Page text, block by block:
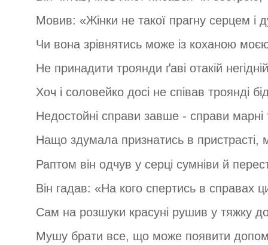
Мовив: «Жінки не такої прагну серцем і
Чи вона зрівнятись може із коханою
Не принадити троянди ґаві отакій
Хоч і соловейко досі не співав троянді
Недостойні справи завше - справи марні
Нащо здумала признатись в пристрасті,
Раптом він одчув у серці сумніви й
Він гадав: «На кого спертись в справах
Сам на розшуки красуні рушив у тяжку
Мушу брати все, що може появити